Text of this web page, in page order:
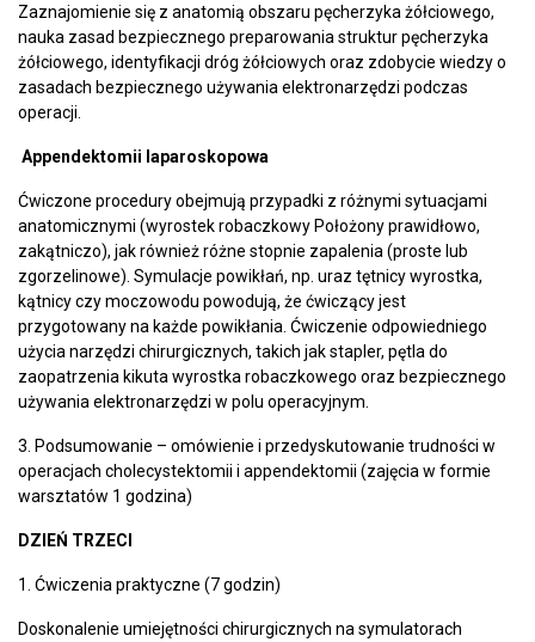
Zaznajomienie się z anatomią obszaru pęcherzyka żółciowego,
nauka zasad bezpiecznego preparowania struktur pęcherzyka
żółciowego, identyfikacji dróg żółciowych oraz zdobycie wiedzy o
zasadach bezpiecznego używania elektronarzędzi podczas
operacji.
Appendektomii laparoskopowa
Ćwiczone procedury obejmują przypadki z różnymi sytuacjami
anatomicznymi (wyrostek robaczkowy Położony prawidłowo,
zakątniczo), jak również różne stopnie zapalenia (proste lub
zgorzelinowe). Symulacje powikłań, np. uraz tętnicy wyrostka,
kątnicy czy moczowodu powodują, że ćwiczący jest
przygotowany na każde powikłania. Ćwiczenie odpowiedniego
użycia narzędzi chirurgicznych, takich jak stapler, pętla do
zaopatrzenia kikuta wyrostka robaczkowego oraz bezpiecznego
używania elektronarzędzi w polu operacyjnym.
3. Podsumowanie – omówienie i przedyskutowanie trudności w
operacjach cholecystektomii i appendektomii (zajęcia w formie
warsztatów 1 godzina)
DZIEŃ TRZECI
1. Ćwiczenia praktyczne (7 godzin)
Doskonalenie umiejętności chirurgicznych na symulatorach